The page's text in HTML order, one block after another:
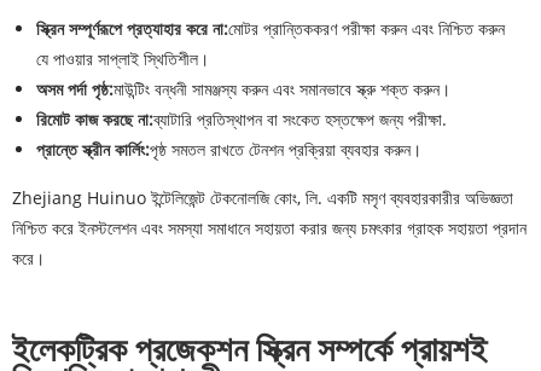
স্ক্রিন সম্পূর্ণরূপে প্রত্যাহার করে না:মোটর প্রান্তিককরণ পরীক্ষা করুন এবং নিশ্চিত করুন
যে পাওয়ার সাপ্লাই স্থিতিশীল।
অসম পর্দা পৃষ্ঠ:মাউন্টিং বন্ধনী সামঞ্জস্য করুন এবং সমানভাবে স্ক্রু শক্ত করুন।
রিমোট কাজ করছে না:ব্যাটারি প্রতিস্থাপন বা সংকেত হস্তক্ষেপ জন্য পরীক্ষা.
প্রান্তে স্ক্রীন কার্লিং:পৃষ্ঠ সমতল রাখতে টেনশন প্রক্রিয়া ব্যবহার করুন।
Zhejiang Huinuo ইন্টেলিজেন্ট টেকনোলজি কোং, লি. একটি মসৃণ ব্যবহারকারীর অভিজ্ঞতা
নিশ্চিত করে ইনস্টলেশন এবং সমস্যা সমাধানে সহায়তা করার জন্য চমৎকার গ্রাহক সহায়তা প্রদান
করে।
ইলেকট্রিক প্রজেকশন স্ক্রিন সম্পর্কে প্রায়শই